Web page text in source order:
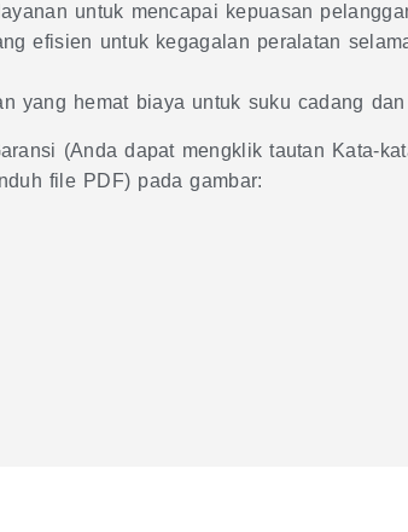
untuk mencapai kepuasan
efisien untuk kegagalan peralatan
yang hemat biaya untuk suku cadang
(Anda dapat mengklik tautan Kata-
file PDF) pada gambar: